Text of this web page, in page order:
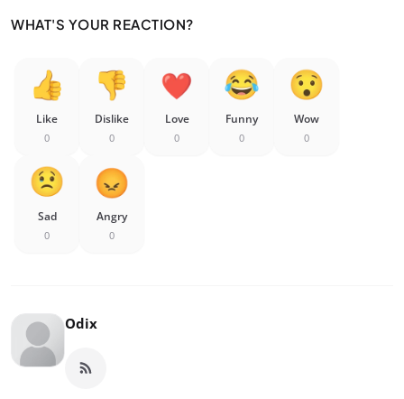
WHAT'S YOUR REACTION?
Like
0
Dislike
0
Love
0
Funny
0
Wow
0
Sad
0
Angry
0
Odix